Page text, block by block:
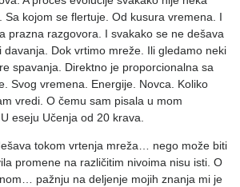
Sa kojom se flertuje. Od kusura vremena. I
prazna razgovora. I svakako se ne dešava
davanja. Dok vrtimo mreže. Ili gledamo neki
spavanja. Direktno je proporcionalna sa
Svog vremena. Energije. Novca. Koliko
vredi. O čemu sam pisala u mom
eseju Učenja od 20 krava.
tokom vrtenja mreža… nego može biti
promene na različitim nivoima nisu isti. O
pažnju na deljenje mojih znanja mi je